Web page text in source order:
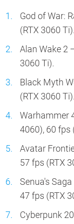
God of War:
(RTX 3060 Ti).
Alan Wake 2
3060 Ti).
Black Myth
(RTX 3060 Ti).
Warhammer
4060), 60 fps
Avatar
57 fps (RTX
Senua's
47 fps (RTX
Cyberpunk